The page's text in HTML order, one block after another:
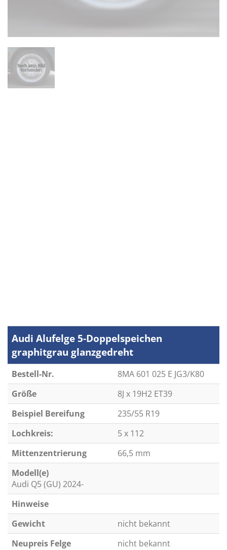
Audi Alufelge 5-Doppelspeichen
graphitgrau glanzgedreht
Bestell-Nr.
8MA 601 025 E JG3/K80
Größe
8J x 19H2 ET39
Beispiel Bereifung
235/55 R19
Lochkreis:
5 x 112
Mittenzentrierung
66,5 mm
Modell(e)
Audi Q5 (GU) 2024-
Hinweise
Gewicht
nicht bekannt
Neupreis Felge
nicht bekannt